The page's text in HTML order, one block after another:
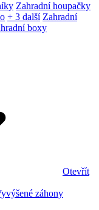
Zahradní houpačky
+ 3 další Zahradní
boxy
Otevřít
záhony